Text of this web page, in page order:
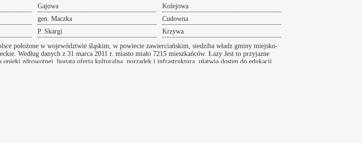
Gajowa
Kolejowa
gen. Maczka
Cudowna
P. Skargi Krzywa
położone w województwie śląskim, w powiecie zawierciańskim, siedziba władz gminy miejsko-
Według danych z 31 marca 2011 r. miasto miało 7215 mieszkańców.Łazy Jest to przyjazne
zdrowotnej, bogata oferta kulturalna, porządek i infrastruktura, ułatwia dostęp do edukacji.